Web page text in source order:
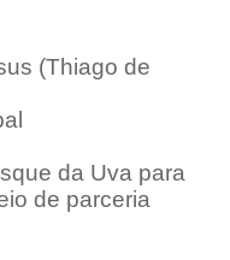
(Thiago de
da Uva para
de parceria